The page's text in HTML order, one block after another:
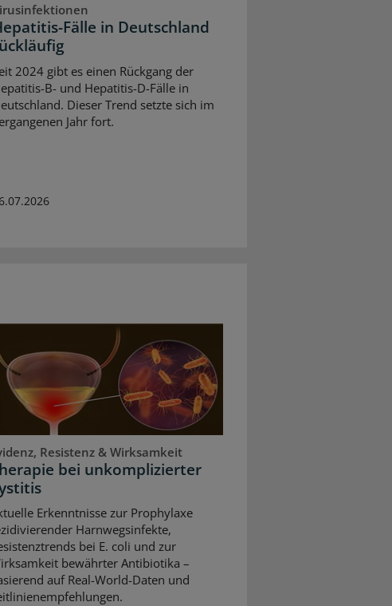
Fälle in Deutschland
2024 gibt es einen Rückgang der
B- und Hepatitis-D-Fälle in
Dieser Trend setzte sich im
Jahr fort.
Resistenz & Wirksamkeit
bei unkomplizierter
Erkenntnisse zur Prophylaxe
Harnwegsinfekte,
bei E. coli und zur
bewährter Antibiotika –
auf Real-World-Daten und